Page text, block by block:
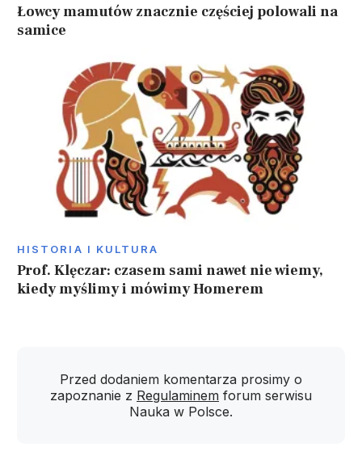
Łowcy mamutów znacznie częściej polowali na
samice
HISTORIA I KULTURA
Prof. Klęczar: czasem sami nawet nie wiemy,
kiedy myślimy i mówimy Homerem
Przed dodaniem komentarza prosimy o
zapoznanie z Regulaminem forum serwisu
Nauka w Polsce.